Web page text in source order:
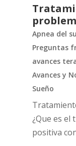
Apnea del
Preguntas
avances
Avances y
Sueño
¿Que es el
positiva